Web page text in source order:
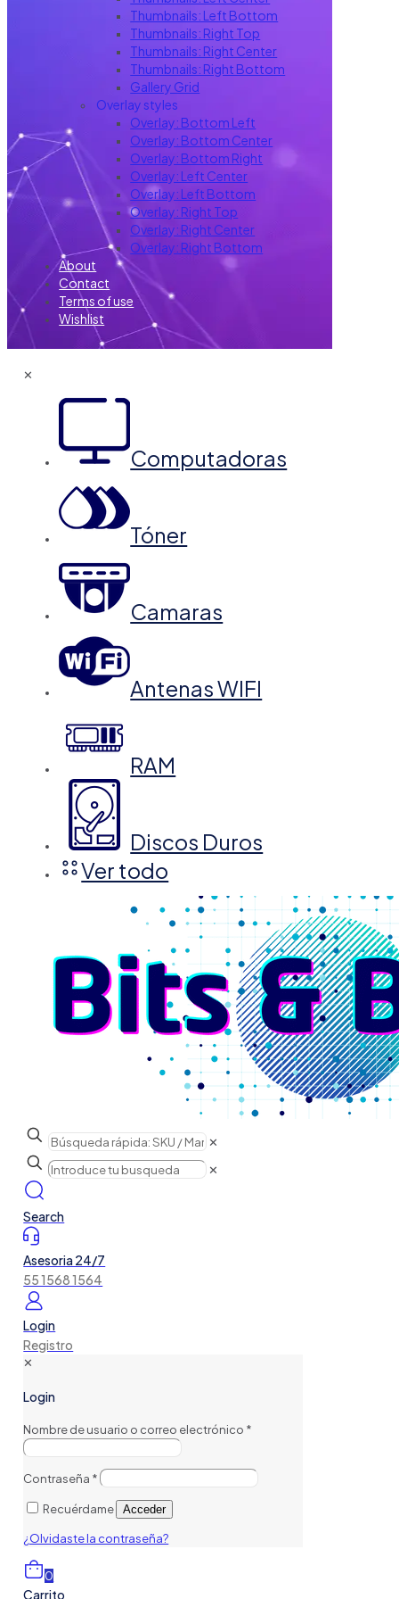
Thumbnails: Left Bottom
Thumbnails: Right Top
Thumbnails: Right Center
Thumbnails: Right Bottom
Gallery Grid
Overlay styles
Overlay: Bottom Left
Overlay: Bottom Center
Overlay: Bottom Right
Overlay: Left Center
Overlay: Left Bottom
Overlay: Right Top
Overlay: Right Center
Overlay: Right Bottom
About
Contact
Terms of use
Wishlist
✕
Computadoras
Tóner
Camaras
Antenas WIFI
RAM
Discos Duros
Ver todo
✕
✕
Search
Asesoria 24/7
55 1568 1564
Login
Registro
✕
Login
Nombre de usuario o correo electrónico *
Contraseña *
Recuérdame Acceder
¿Olvidaste la contraseña?
0
Carrito